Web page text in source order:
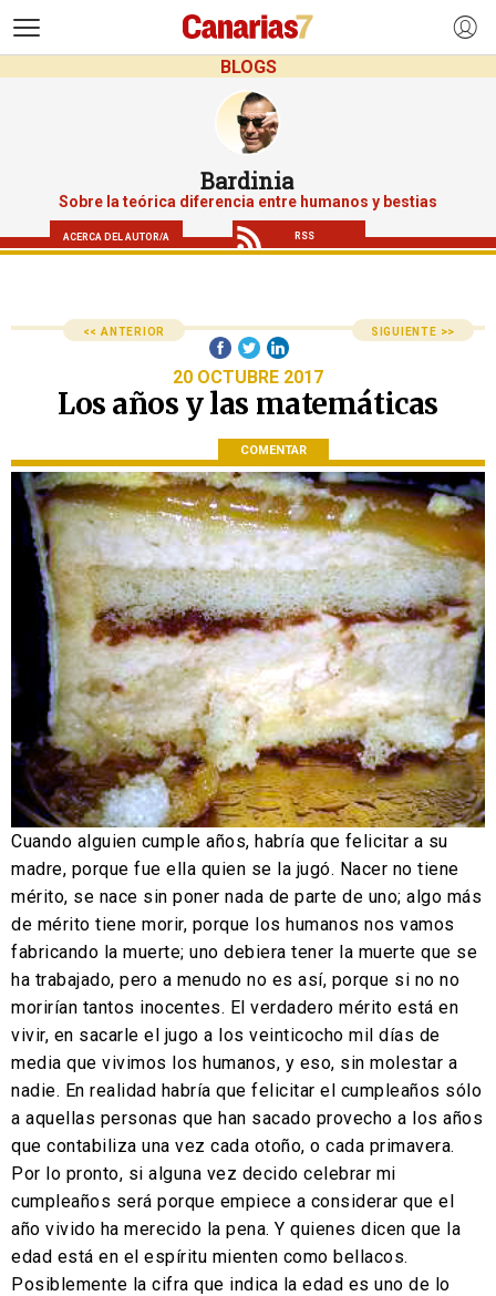
BLOGS
Bardinia
Sobre la teórica diferencia entre humanos y bestias
ACERCA DEL AUTOR/A RSS
<< ANTERIOR SIGUIENTE >>
20 OCTUBRE 2017
Los años y las matemáticas
COMENTAR
Cuando alguien cumple años, habría que felicitar a su
madre, porque fue ella quien se la jugó. Nacer no tiene
mérito, se nace sin poner nada de parte de uno; algo más
de mérito tiene morir, porque los humanos nos vamos
fabricando la muerte; uno debiera tener la muerte que se
ha trabajado, pero a menudo no es así, porque si no no
morirían tantos inocentes. El verdadero mérito está en
vivir, en sacarle el jugo a los veinticocho mil días de
media que vivimos los humanos, y eso, sin molestar a
nadie. En realidad habría que felicitar el cumpleaños sólo
a aquellas personas que han sacado provecho a los años
que contabiliza una vez cada otoño, o cada primavera.
Por lo pronto, si alguna vez decido celebrar mi
cumpleaños será porque empiece a considerar que el
año vivido ha merecido la pena. Y quienes dicen que la
edad está en el espíritu mienten como bellacos.
Posiblemente la cifra que indica la edad es uno de lo